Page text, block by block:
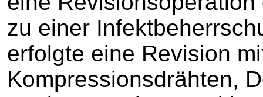
zu einer
erfolgte eine Revision
Kompressionsdrähten,